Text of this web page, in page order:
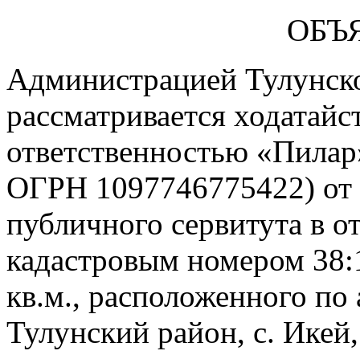
Администрацией
рассматривается
ответственностью
ОГРН 1097746775422) от
публичного сервитута в
кадастровым номером
кв.м., расположенного по
Тулунский район, с.